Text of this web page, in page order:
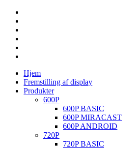
Hjem
Fremstilling af display
Produkter
600P
600P BASIC
600P MIRACAST
600P ANDROID
720P
720P BASIC